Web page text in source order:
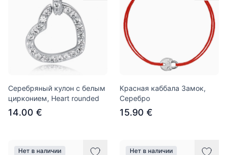
Серебряный кулон с белым
цирконием, Heart rounded
14.00 €
Красная каббала Замок,
Серебро
15.90 €
Нет в наличии Нет в наличии